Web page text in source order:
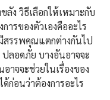
วิธีเลือกให้เหมาะกับ
ารของตัวเองคืออะไร
สรรพคุณแตกต่างกันไป
ปลอดภัย บางอันอาจจะ
อาจจะช่วยในเรื่องของ
ก่อนว่าต้องการอะไร